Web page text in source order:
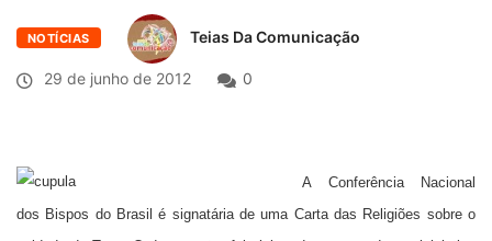
NOTÍCIAS Teias Da Comunicação
29 de junho de 2012 0
A Conferência Nacional
dos Bispos do Brasil é signatária de uma Carta das Religiões sobre o